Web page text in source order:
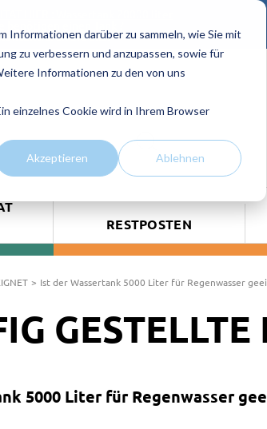
darüber zu sammeln, wie Sie mit
zu verbessern und anzupassen, sowie für
Informationen zu den von uns
einzelnes Cookie wird in Ihrem Browser
Akzeptieren Ablehnen
Sie uns!
RESTPOSTEN
Ist der Wassertank 5000 Liter für Regenwasser
GESTELLTE
5000 Liter für Regenwasser